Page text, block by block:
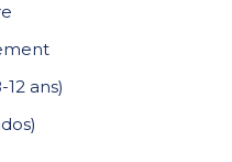
ans)